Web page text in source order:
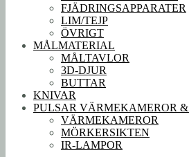
FJÄDRINGSAPPARATER
LIM/TEJP
ÖVRIGT
MÅLMATERIAL
MÅLTAVLOR
3D-DJUR
BUTTAR
KNIVAR
PULSAR VÄRMEKAMEROR
VÄRMEKAMEROR
MÖRKERSIKTEN
IR-LAMPOR